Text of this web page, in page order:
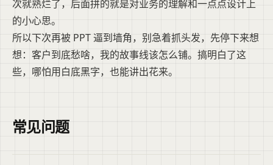
次就熟烂了，后面拼的就是对业务的理解和一点点设计上
的小心思。
所以下次再被 PPT 逼到墙角，别急着抓头发，先停下来想
想：客户到底愁啥，我的故事线该怎么铺。搞明白了这
些，哪怕用白底黑字，也能讲出花来。
常见问题